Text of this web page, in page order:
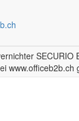
SECURIO
www.officeb2b.ch